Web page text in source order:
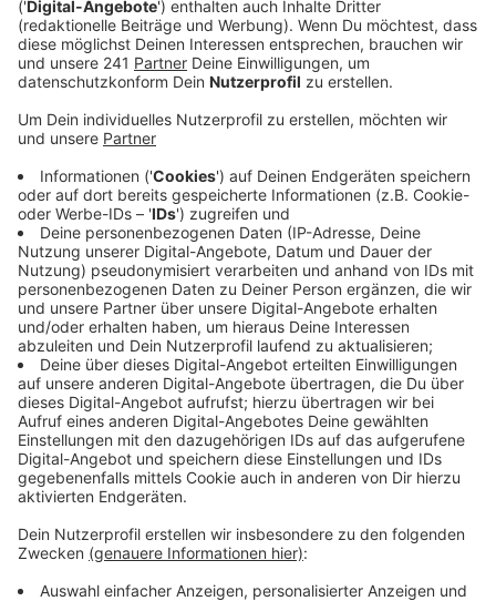
Auch die Nummer hat wieder diesen schönen epischen
Chor in sich, bei dem man schnell zum Mitsingen
angeleitet wird. Und das funktioniert, wie man bei den
Konzerten diesen Sommer gemerkt hat. Da hat das
Publikum direkt richtig laut bei "Morning Blue"
mitgesungen. Das ist aber auch kein Wunder, der Song
verleitet wie gesagt auch ziemlich dazu. Damit ihr
jetzt auch beim Radio hören mitsingen könnt spielen
wir den Song ab sofort im besten Mix.
Anzeige
Wir benötigen Ihre
Zustimmung, um den YouTube
Video-Service zu laden!
Wir verwenden einen Service eines
Drittanbieters, um Videoinhalte
einzubetten. Dieser Service kann